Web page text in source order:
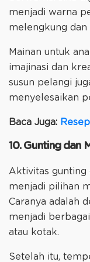
menjadi warna
melengkung dan
Mainan untuk
imajinasi dan
susun pelangi
menyelesaikan
Baca Juga:
10. Gunting dan
Aktivitas gunting
menjadi pilihan
Caranya adalah
menjadi
atau kotak.
Setelah itu,